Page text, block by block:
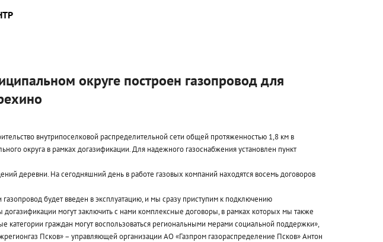
округе построен газопровод для
внутрипоселковой распределительной сети общей протяженностью 1,8 км в
округа в рамках догазификации. Для надежного газоснабжения установлен пункт
деревни. На сегодняшний день в работе газовых компаний находятся восемь договоров
будет введен в эксплуатацию, и мы сразу приступим к подключению
могут заключить с нами комплексные договоры, в рамках которых мы также
категории граждан могут воспользоваться региональными мерами социальной поддержки»,
Псков» – управляющей организации АО «Газпром газораспределение Псков» Антон